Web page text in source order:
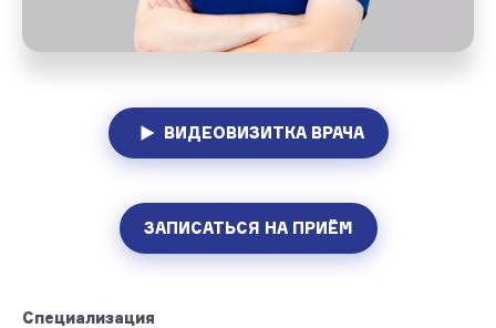
Специализация
ВИДЕОВИЗИТКА ВРАЧА
ЗАПИСАТЬСЯ НА ПРИЁМ